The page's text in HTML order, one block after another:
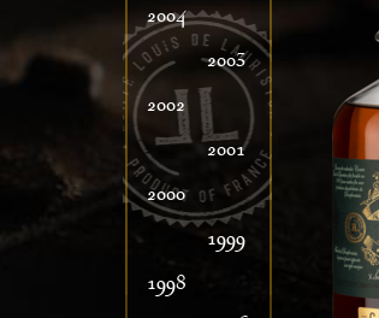
2004
2003
2002
2001
2000
1999
1998